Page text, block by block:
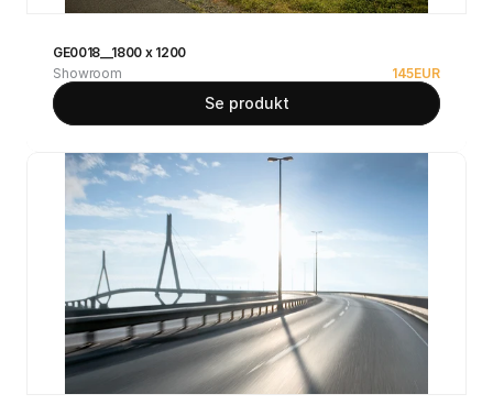
GE0018__1800 x 1200
Showroom
145EUR
Se produkt